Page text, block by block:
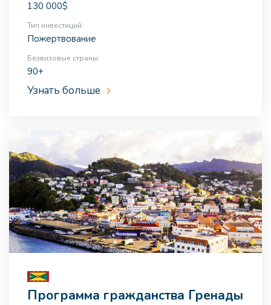
130 000$
Тип инвестиций:
Пожертвование
Безвизовые страны:
90+
Узнать больше
Программа гражданства Гренады